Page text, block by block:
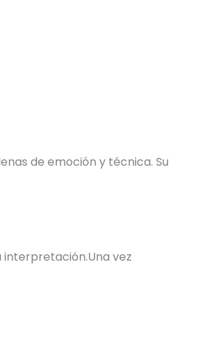
de emoción y técnica. Su
interpretación.Una vez